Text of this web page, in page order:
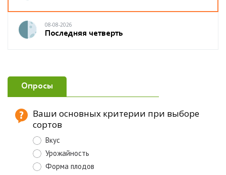
08-08-2026
Последняя четверть
Опросы
Ваши основных критерии при выборе
сортов
Вкус
Урожайность
Форма плодов